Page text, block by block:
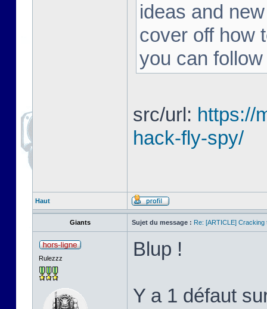
ideas and
cover off how
you can
src/url: https://
hack-fly-spy/
Haut
Giants Sujet du message : Re: [ARTICLE] Cracking
Rulezzz Blup !
Y a 1 défaut